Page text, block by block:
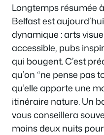
Longtemps résumée
Belfast est
dynamique : arts
accessible, pubs
qui bougent. C’est
qu’on “ne pense pas
qu’elle apporte une
itinéraire nature. Un
vous conseillera
moins deux nuits